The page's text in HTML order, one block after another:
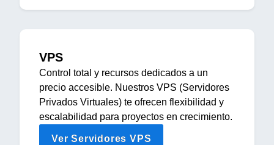
VPS
Control total y recursos dedicados a un
precio accesible. Nuestros VPS (Servidores
Privados Virtuales) te ofrecen flexibilidad y
escalabilidad para proyectos en crecimiento.
Ver Servidores VPS